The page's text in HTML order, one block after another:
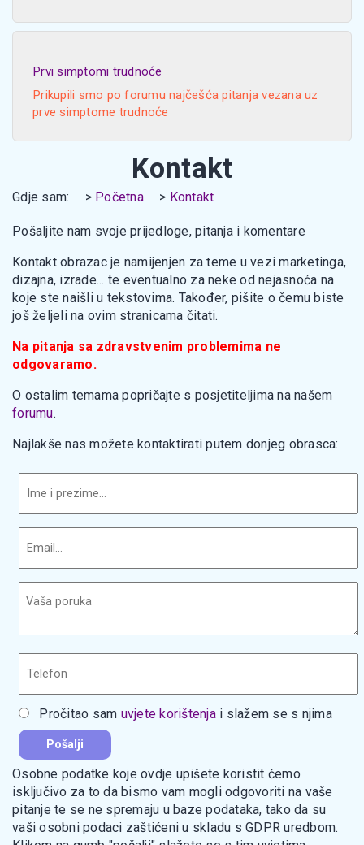
Prvi simptomi trudnoće
Prikupili smo po forumu najčešća pitanja vezana uz
prve simptome trudnoće
Kontakt
Gdje sam: Početna Kontakt
Pošaljite nam svoje prijedloge, pitanja i komentare
Kontakt obrazac je namijenjen za teme u vezi marketinga,
dizajna, izrade... te eventualno za neke od nejasnoća na
koje ste naišli u tekstovima. Također, pišite o čemu biste
još željeli na ovim stranicama čitati.
Na pitanja sa zdravstvenim problemima ne
odgovaramo.
O ostalim temama popričajte s posjetiteljima na našem
forumu.
Najlakše nas možete kontaktirati putem donjeg obrasca:
Pročitao sam uvjete korištenjai slažem se s njima
Osobne podatke koje ovdje upišete koristit ćemo
isključivo za to da bismo vam mogli odgovoriti na vaše
pitanje te se ne spremaju u baze podataka, tako da su
vaši osobni podaci zaštićeni u skladu s GDPR uredbom.